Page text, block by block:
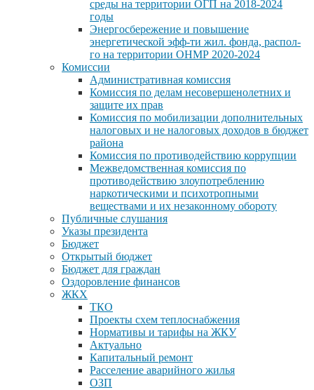
среды на территории ОГП на 2018-2024
годы
Энергосбережение и повышение
энергетической эфф-ти жил. фонда, распол-
го на территории ОНМР 2020-2024
Комиссии
Административная комиссия
Комиссия по делам несовершенолетних и
защите их прав
Комиссия по мобилизации дополнительных
налоговых и не налоговых доходов в бюджет
района
Комиссия по противодействию коррупции
Межведомственная комиссия по
противодействию злоупотреблению
наркотическими и психотропными
веществами и их незаконному обороту
Публичные слушания
Указы президента
Бюджет
Открытый бюджет
Бюджет для граждан
Оздоровление финансов
ЖКХ
ТКО
Проекты схем теплоснабжения
Нормативы и тарифы на ЖКУ
Актуально
Капитальный ремонт
Расселение аварийного жилья
ОЗП